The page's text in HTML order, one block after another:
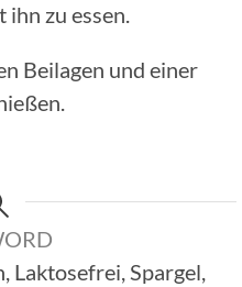
ihn zu essen.
Beilagen und einer
Laktosefrei, Spargel,